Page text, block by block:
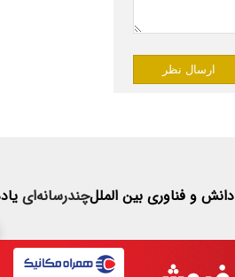
ارسال نظر
دانش و فناوری بین المللچندرسانه‌ای